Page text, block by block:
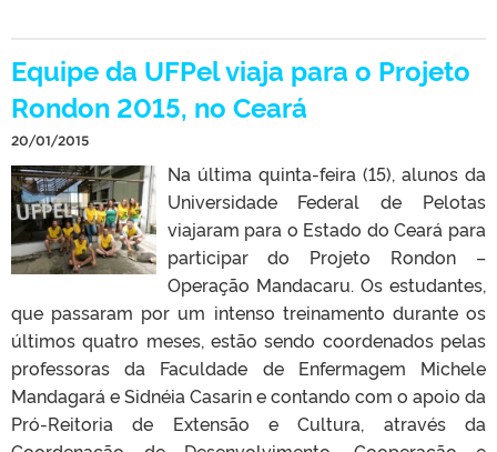
Equipe da UFPel viaja para o Projeto
Rondon 2015, no Ceará
20/01/2015
Na última quinta-feira (15), alunos da
Universidade Federal de Pelotas
viajaram para o Estado do Ceará para
participar do Projeto Rondon –
Operação Mandacaru. Os estudantes,
que passaram por um intenso treinamento durante os
últimos quatro meses, estão sendo coordenados pelas
professoras da Faculdade de Enfermagem Michele
Mandagará e Sidnéia Casarin e contando com o apoio da
Pró-Reitoria de Extensão e Cultura, através da